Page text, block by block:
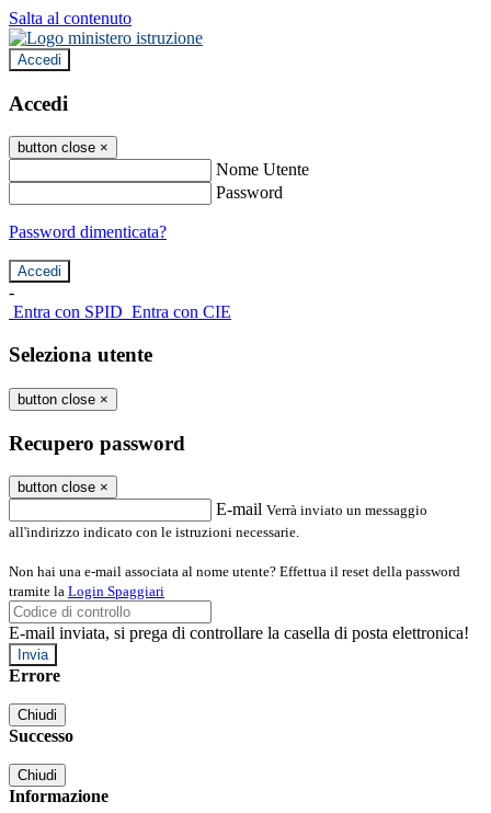
Salta al contenuto
Accedi
Accedi
button close ×
Nome Utente
Password
Password dimenticata?
-
Entra con SPID Entra con CIE
Seleziona utente
button close ×
Recupero password
button close ×
E-mail Verrà inviato un messaggio
all'indirizzo indicato con le istruzioni necessarie.
Non hai una e-mail associata al nome utente? Effettua il reset della password
tramite la Login Spaggiari
E-mail inviata, si prega di controllare la casella di posta elettronica!
Errore
Chiudi
Successo
Chiudi
Informazione